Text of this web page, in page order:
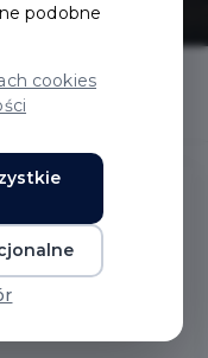
ul.
podobne
cookies